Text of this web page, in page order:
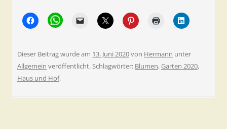
Dieser Beitrag wurde am 13. Juni 2020von Hermann unter
Allgemein veröffentlicht. Schlagwörter: Blumen, Garten 2020,
Haus und Hof.